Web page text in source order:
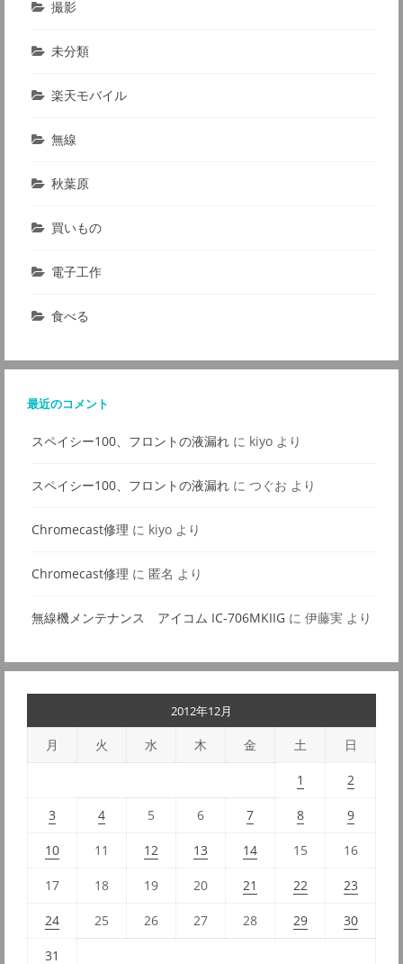
撮影
未分類
楽天モバイル
無線
秋葉原
買いもの
電子工作
食べる
最近のコメント
スペイシー100、フロントの液漏れ に kiyo より
スペイシー100、フロントの液漏れ に つぐお より
Chromecast修理 に kiyo より
Chromecast修理 に 匿名 より
無線機メンテナンス アイコム IC-706MKIIG に 伊藤実 より
2012年12月
月 火 水 木 金 土 日
1 2
3 4 5 6 7 8 9
10 11 12 13 14 15 16
17 18 19 20 21 22 23
24 25 26 27 28 29 30
31